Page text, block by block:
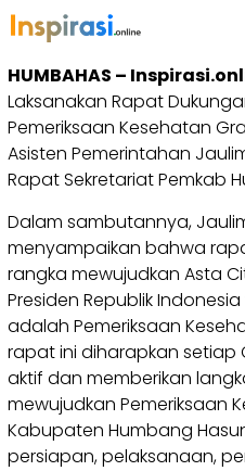
HUMBAHAS –
Laksanakan Rapat
Pemeriksaan Kesehatan
Asisten Pemerintahan
Rapat Sekretariat Pemkab
Dalam sambutannya,
menyampaikan bahwa
rangka mewujudkan Asta
Presiden Republik
adalah Pemeriksaan
rapat ini diharapkan setiap
aktif dan memberikan
mewujudkan Pemeriksaan
Kabupaten Humbang
persiapan, pelaksanaan,